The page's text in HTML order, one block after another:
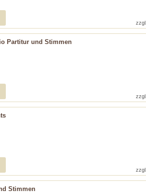
zzgl.
Partitur und Stimmen
zzgl.
zzgl.
Stimmen